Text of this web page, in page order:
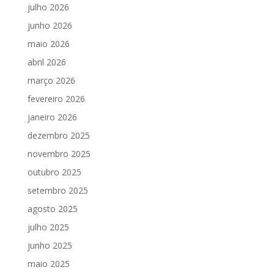
julho 2026
junho 2026
maio 2026
abril 2026
março 2026
fevereiro 2026
janeiro 2026
dezembro 2025
novembro 2025
outubro 2025
setembro 2025
agosto 2025
julho 2025
junho 2025
maio 2025